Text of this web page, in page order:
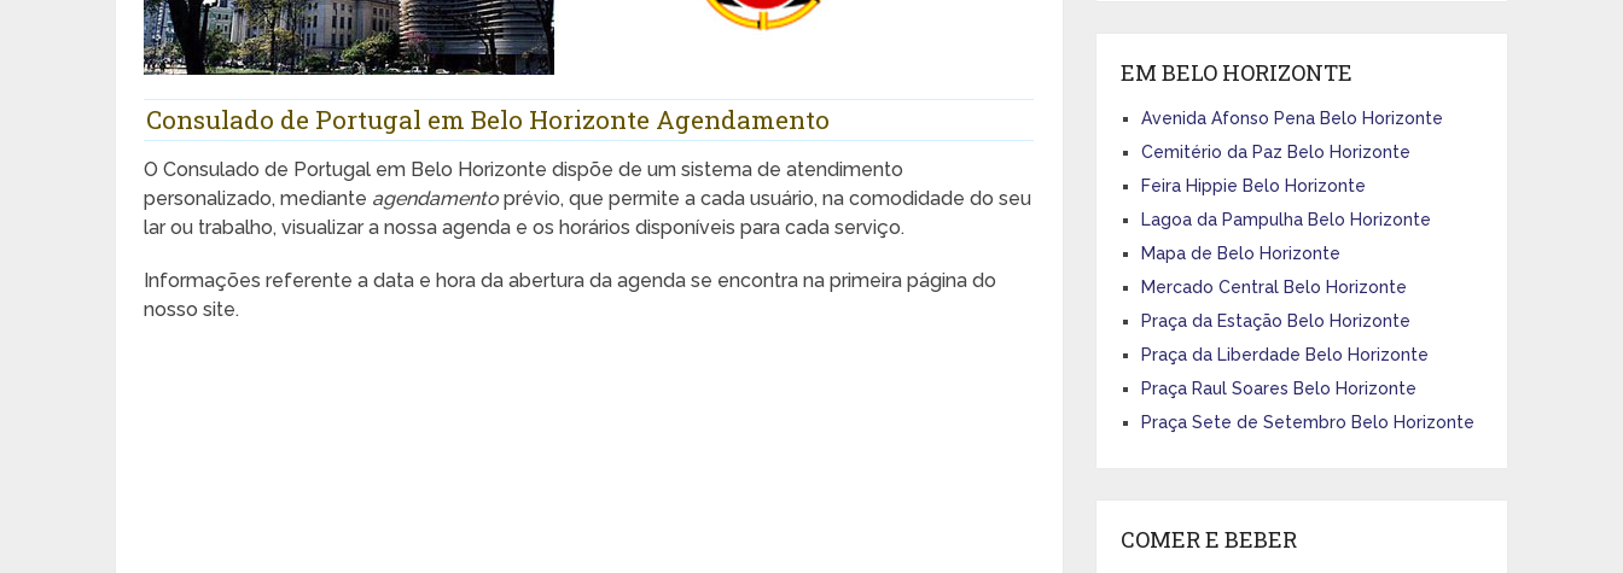
Consulado de Portugal em Belo Horizonte Agendamento
O Consulado de Portugal em Belo Horizonte dispõe de um sistema de atendimento
personalizado, mediante agendamentoprévio, que permite a cada usuário, na comodidade do seu
lar ou trabalho, visualizar a nossa agenda e os horários disponíveis para cada serviço.
Informações referente a data e hora da abertura da agenda se encontra na primeira página do
nosso site.
EM BELO HORIZONTE
Avenida Afonso Pena Belo Horizonte
Cemitério da Paz Belo Horizonte
Feira Hippie Belo Horizonte
Lagoa da Pampulha Belo Horizonte
Mapa de Belo Horizonte
Mercado Central Belo Horizonte
Praça da Estação Belo Horizonte
Praça da Liberdade Belo Horizonte
Praça Raul Soares Belo Horizonte
Praça Sete de Setembro Belo Horizonte
COMER E BEBER